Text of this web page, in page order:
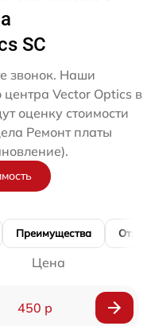
SC
звонок. Наши
Vector Optics в
оценку стоимости
Ремонт платы
Преимущества
Цена
450 р